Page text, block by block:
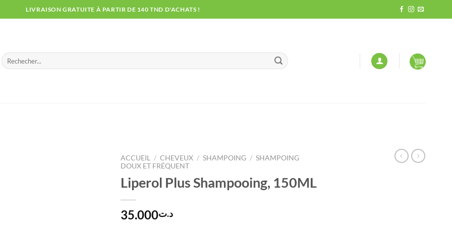
LIVRAISON GRATUITE À PARTIR DE 140 TND D'ACHATS !
Recherche
pour :
ACCUEIL / CHEVEUX / SHAMPOING / SHAMPOING
DOUX ET FRÉQUENT
Liperol Plus Shampooing, 150ML
د.ت35.000